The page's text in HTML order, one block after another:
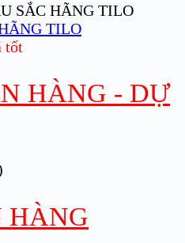
SẮC HÃNG TILO
TILO
tốt
HÀNG - DỰ
HÀNG